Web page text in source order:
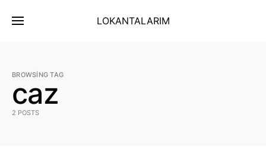
LOKANTALARIM
BROWSING TAG
caz
2 POSTS